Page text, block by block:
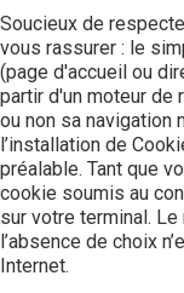
Soucieux de
vous rassurer : le
(page d'accueil ou
partir d'un moteur de
ou non sa navigation
l’installation de
préalable. Tant que
cookie soumis au
sur votre terminal.
l’absence de choix
Internet.